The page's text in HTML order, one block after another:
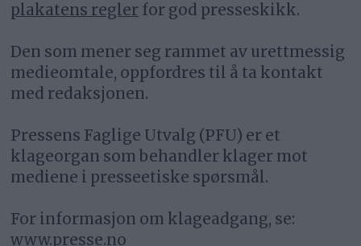
plakatens regler for god presseskikk.
Den som mener seg rammet av urettmessig
medieomtale, oppfordres til å ta kontakt
med redaksjonen.
Pressens Faglige Utvalg (PFU) er et
klageorgan som behandler klager mot
mediene i presseetiske spørsmål.
For informasjon om klageadgang, se:
www.presse.no